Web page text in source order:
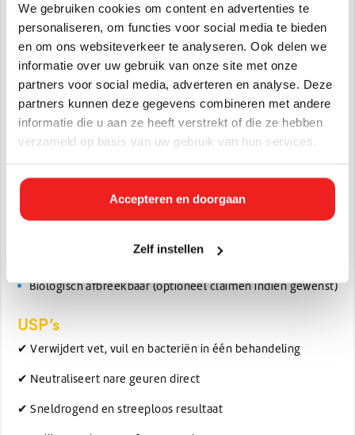
We gebruiken cookies om content en advertenties te
personaliseren, om functies voor social media te bieden
en om ons websiteverkeer te analyseren. Ook delen we
informatie over uw gebruik van onze site met onze
partners voor social media, adverteren en analyse. Deze
partners kunnen deze gegevens combineren met andere
informatie die u aan ze heeft verstrekt of die ze hebben
verzameld op basis van uw gebruik van hun services.
Accepteren en doorgaan
Zelf instellen
Koelkast Reiniger Pro ondersteunt een optimale hygiëne en
helpt bedrijven te voldoen aan HACCP-richtlijnen.
Gebruik / toepassing
Spray het product direct op het te reinigen oppervlak
Laat kort inwerken (1–2 minuten)
Afnemen met een schone doek
Naspoelen met schoon water indien nodig
Technische specificaties
Inhoud: 1L / 5L, 10L (varianten mogelijk)
pH-waarde: licht alkalisch
Biologisch afbreekbaar (optioneel claimen indien gewenst)
USP’s
✔ Verwijdert vet, vuil en bacteriën in één behandeling
✔ Neutraliseert nare geuren direct
✔ Sneldrogend en streeploos resultaat